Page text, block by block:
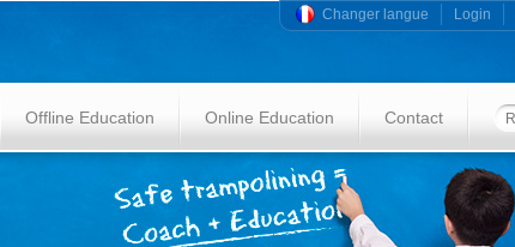
Changer langue Login
Offline Education Online Education Contact